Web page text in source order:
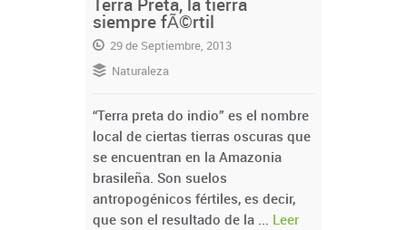
siempre fÃ©rtil
29 de Septiembre, 2013
Naturaleza
“Terra preta do indio” es el nombre
local de ciertas tierras oscuras que
se encuentran en la Amazonia
brasileña. Son suelos
antropogénicos fértiles, es decir,
que son el resultado de la ... Leer